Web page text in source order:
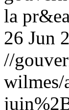
la
26 Jun
//
wilmes/